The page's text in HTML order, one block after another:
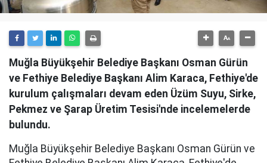
Muğla Büyükşehir Belediye Başkanı Osman Gürün
ve Fethiye Belediye Başkanı Alim Karaca, Fethiye'de
kurulum çalışmaları devam eden Üzüm Suyu, Sirke,
Pekmez ve Şarap Üretim Tesisi'nde incelemelerde
bulundu.
Muğla Büyükşehir Belediye Başkanı Osman Gürün ve